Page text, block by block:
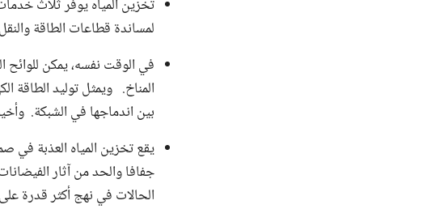
تخزين المياه يوفر ثلاث
لمساندة قطاعات الطاقة
في الوقت نفسه، يمكن للوائح
المناخ. ويمثل توليد الطاقة
بين اندماجها في الشبكة.
يقع تخزين المياه العذبة في
جفافا والحد من آثار
الحالات في نهج أكثر قدرة